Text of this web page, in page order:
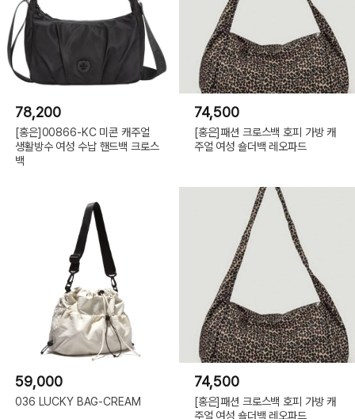
78,200
[홍은]00866-KC 미콘 캐주얼
생활방수 여성 수납 핸드백 크로스
백
74,500
[홍은]패션 크로스백 호피 가방 캐
주얼 여성 숄더백 레오파드
59,000
036 LUCKY BAG-CREAM
74,500
[홍은]패션 크로스백 호피 가방 캐
주얼 여성 숄더백 레오파드